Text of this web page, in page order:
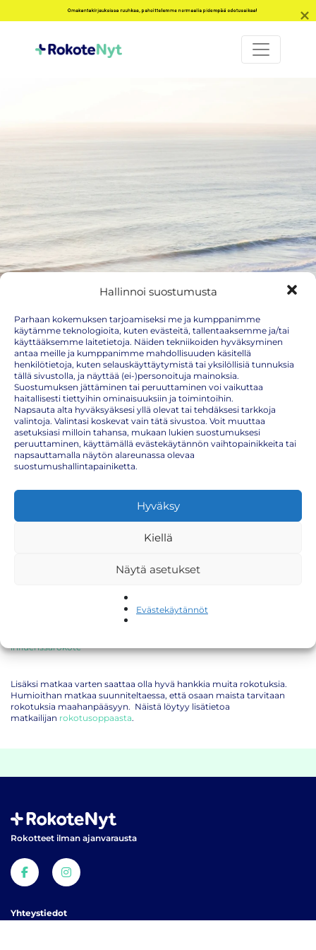
Hallinnoi suostumusta
Parhaan kokemuksen tarjoamiseksi me ja kumppanimme
käytämme teknologioita, kuten evästeitä, tallentaaksemme ja/tai
käyttääksemme laitetietoja. Näiden tekniikoiden hyväksyminen
antaa meille ja kumppanimme mahdollisuuden käsitellä
henkilötietoja, kuten selauskäyttäytymistä tai yksilöllisiä tunnuksia
tällä sivustolla, ja näyttää (ei-)personoituja mainoksia.
Suostumuksen jättäminen tai peruuttaminen voi vaikuttaa
haitallisesti tiettyihin ominaisuuksiin ja toimintoihin.
Napsauta alta hyväksyäksesi yllä olevat tai tehdäksesi tarkkoja
valintoja. Valintasi koskevat vain tätä sivustoa. Voit muuttaa
asetuksiasi milloin tahansa, mukaan lukien suostumuksesi
peruuttaminen, käyttämällä evästekäytännön vaihtopainikkeita tai
napsauttamalla näytön alareunassa olevaa
suostumushallintapainiketta.
Hyväksy
Kiellä
Näytä asetukset
Evästekäytännöt
Uusi-Seelanti rokotukset
Uuteen Seelantiin matkaavan on huolehdittava, että yleisen
rokotusohjelman mukaiset rokotukset ovat kunnossa. Uuteen
Seelantiin matkustettaessa tarvitsee siis tarkistaa omat rokotukset
(jäykkäkouristus-, kurkkumätä- hinkuyskärokote)
influenssarokote
Lisäksi matkaa varten saattaa olla hyvä hankkia muita rokotuksia.
Humioithan matkaa suunniteltaessa, että osaan maista tarvitaan
rokotuksia maahanpääsyyn. Näistä löytyy lisätietoa
matkailijan rokotusoppaasta.
Rokotteet ilman ajanvarausta
Yhteystiedot
Omakantakirjauksissa ruuhkaa, pahoittelemme normaalia pidempää odotusaikaa!